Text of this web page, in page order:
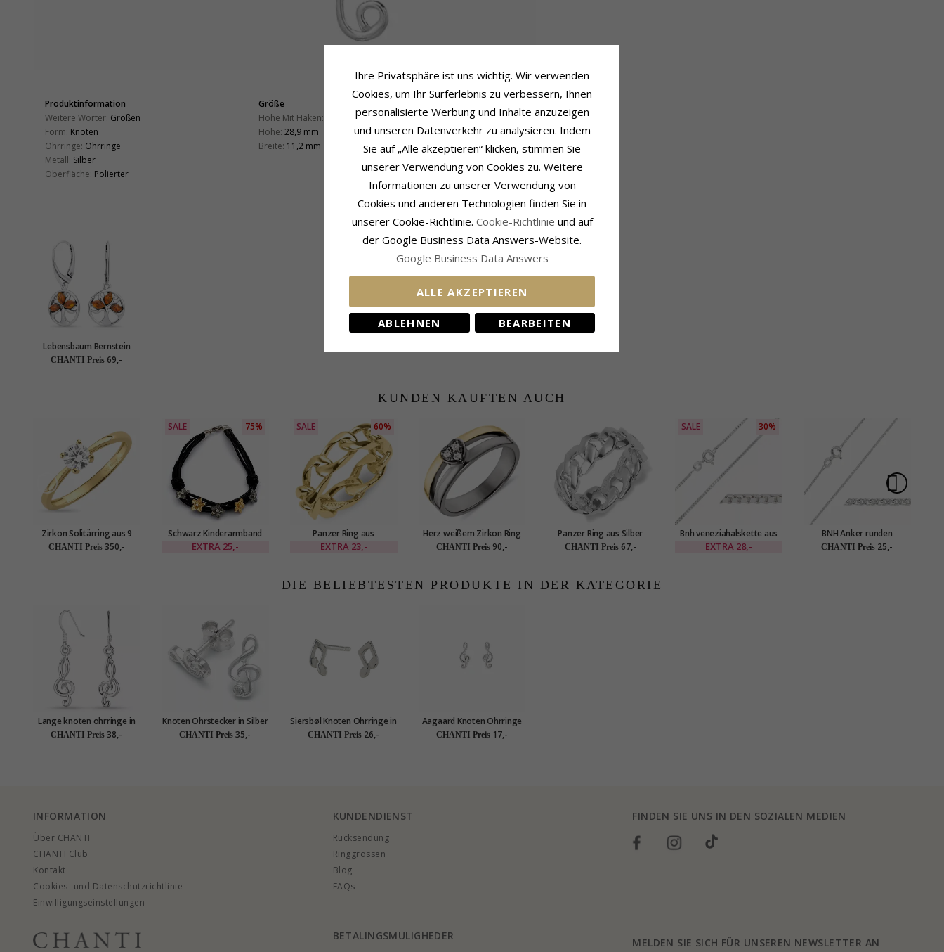
Produktinformation
Weitere Wörter: Großen
Form: Knoten
Ohrringe: Ohrringe
Metall: Silber
Oberfläche: Polierter
Größe
Höhe Mit Haken:
39,5 mm
Höhe: 28,9 mm
Breite: 11,2 mm
Lieferzeit: 4-5 Werktage
VERWANDTE PRODUKTE
Lebensbaum Bernstein
Ohrringe in Silber
CHANTI Preis 69,-
KUNDEN KAUFTEN AUCH
Zirkon Solitärring aus 9
Karat Gold - Gold Collection
CHANTI Preis 350,-
SALE 75%
Schwarz Kinderarmband
aus Leder und
EXTRA 25,-
SALE 60%
Panzer Ring aus
vergoldetem Sterlingsilber
EXTRA 23,-
Herz weißem Zirkon Ring
aus schwarzes rhodiniertes
CHANTI Preis 90,-
Panzer Ring aus Silber
CHANTI Preis 67,-
SALE 30%
Bnh veneziahalskette aus
silber 38 cm x 1,2 mm
EXTRA 28,-
BNH Anker runden
Halskette aus Silber 45 cm
CHANTI Preis 25,-
DIE BELIEBTESTEN PRODUKTE IN DER KATEGORIE
Lange knoten ohrringe in
silber
CHANTI Preis 38,-
Knoten Ohrstecker in Silber
CHANTI Preis 35,-
Siersbøl Knoten Ohrringe in
Silber
CHANTI Preis 26,-
Aagaard Knoten Ohrringe
in Silber
CHANTI Preis 17,-
INFORMATION
Über CHANTI
CHANTI Club
Kontakt
Cookies- und Datenschutzrichtlinie
Einwilligungseinstellungen
KUNDENDIENST
Rucksendung
Ringgrössen
Blog
FAQs
FINDEN SIE UNS IN DEN SOZIALEN MEDIEN
BETALINGSMULIGHEDER
MELDEN SIE SICH FÜR UNSEREN NEWSLETTER AN
Ihre Privatsphäre ist uns wichtig. Wir verwenden
Cookies, um Ihr Surferlebnis zu verbessern, Ihnen
personalisierte Werbung und Inhalte anzuzeigen
und unseren Datenverkehr zu analysieren. Indem
Sie auf „Alle akzeptieren“ klicken, stimmen Sie
unserer Verwendung von Cookies zu. Weitere
Informationen zu unserer Verwendung von
Cookies und anderen Technologien finden Sie in
unserer Cookie-Richtlinie. Cookie-Richtlinie und auf
der Google Business Data Answers-Website.
Google Business Data Answers
ALLE AKZEPTIEREN
ABLEHNEN BEARBEITEN